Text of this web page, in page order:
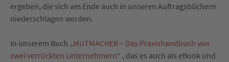
ergeben, die sich am Ende auch in unseren Auftragsbüchern
niederschlagen werden.
In unserem Buch „MUTMACHER – Das Praxishandbuch von
zwei verrückten Unternehmern“ , das es auch als eBook und